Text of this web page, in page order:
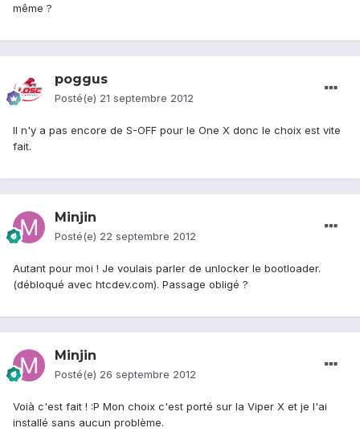
même ?
poggus
Posté(e) 21 septembre 2012
Il n'y a pas encore de S-OFF pour le One X donc le choix est vite
fait.
Minjin
Posté(e) 22 septembre 2012
Autant pour moi ! Je voulais parler de unlocker le bootloader.
(débloqué avec htcdev.com). Passage obligé ?
Minjin
Posté(e) 26 septembre 2012
Voià c'est fait ! :P Mon choix c'est porté sur la Viper X et je l'ai
installé sans aucun problème.